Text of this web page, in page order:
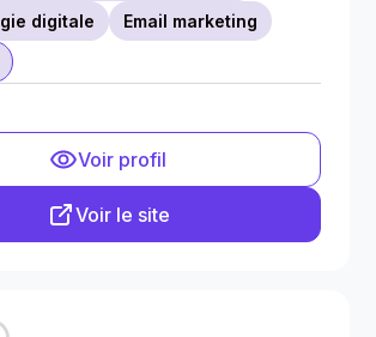
digitale
Email marketing
Voir profil
Voir le site